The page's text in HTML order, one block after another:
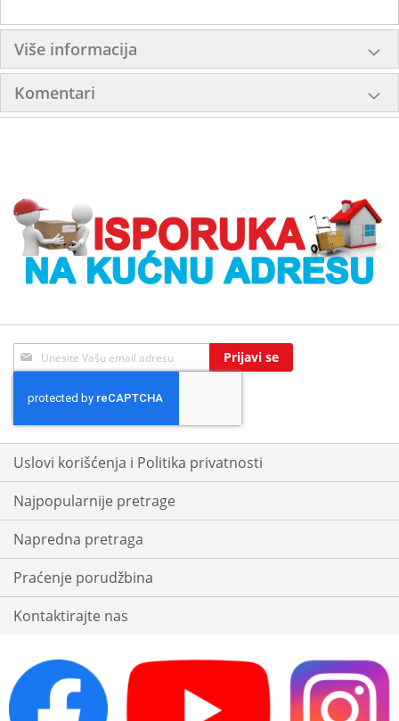
Više informacija
Komentari
Sign
Up
Our
Newsletter:
Prijavi se
Uslovi korišćenja i Politika privatnosti
Najpopularnije pretrage
Napredna pretraga
Praćenje porudžbina
Kontaktirajte nas